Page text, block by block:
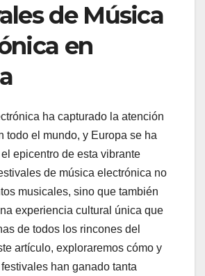
de Música
en
ha capturado la atención
todo el mundo, y Europa se ha
epicentro de esta vibrante
de música electrónica no
musicales, sino que también
experiencia cultural única que
de todos los rincones del
artículo, exploraremos cómo y
han ganado tanta